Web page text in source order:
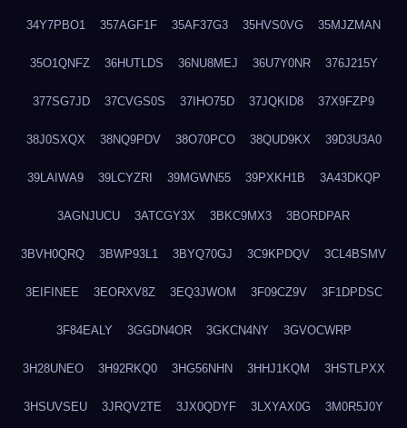
34Y7PBO1 357AGF1F 35AF37G3 35HVS0VG 35MJZMAN
35O1QNFZ 36HUTLDS 36NU8MEJ 36U7Y0NR 376J215Y
377SG7JD 37CVGS0S 37IHO75D 37JQKID8 37X9FZP9
38J0SXQX 38NQ9PDV 38O70PCO 38QUD9KX 39D3U3A0
39LAIWA9 39LCYZRI 39MGWN55 39PXKH1B 3A43DKQP
3AGNJUCU 3ATCGY3X 3BKC9MX3 3BORDPAR
3BVH0QRQ 3BWP93L1 3BYQ70GJ 3C9KPDQV 3CL4BSMV
3EIFINEE 3EORXV8Z 3EQ3JWOM 3F09CZ9V 3F1DPDSC
3F84EALY 3GGDN4OR 3GKCN4NY 3GVOCWRP
3H28UNEO 3H92RKQ0 3HG56NHN 3HHJ1KQM 3HSTLPXX
3HSUVSEU 3JRQV2TE 3JX0QDYF 3LXYAX0G 3M0R5J0Y